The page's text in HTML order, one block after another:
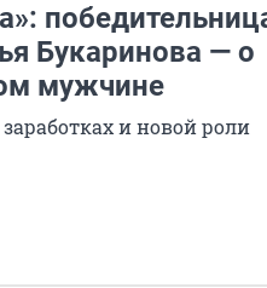
Букаринова — о
мужчине
и новой роли